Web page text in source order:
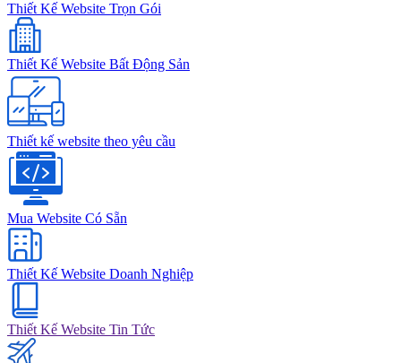
Thiết Kế Website Trọn Gói
Thiết Kế Website Bất Động Sản
Thiết kế website theo yêu cầu
Mua Website Có Sẵn
Thiết Kế Website Doanh Nghiệp
Thiết Kế Website Tin Tức